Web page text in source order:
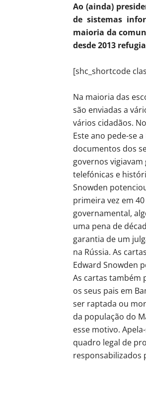
Ao (ainda)
de sistemas
maioria da
desde 2013
[shc_shortcode
Na maioria das
são enviadas a
vários cidadãos.
Este ano pede-se
documentos dos
governos
telefónicas e
Snowden
primeira vez em
governamental,
uma pena de
garantia de um
na Rússia. As
Edward Snowden
As cartas também
os seus pais em
ser raptada ou
da população do
esse motivo.
quadro legal de
responsabilizados